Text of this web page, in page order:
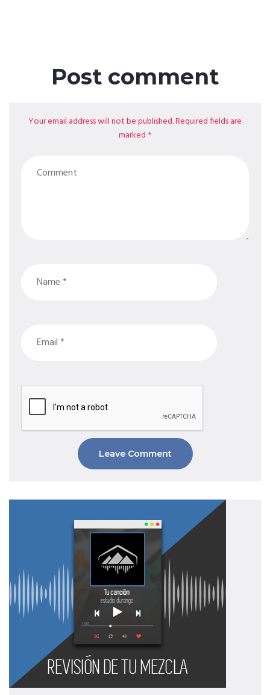
Post comment
Your email address will not be published. Required fields are
marked *